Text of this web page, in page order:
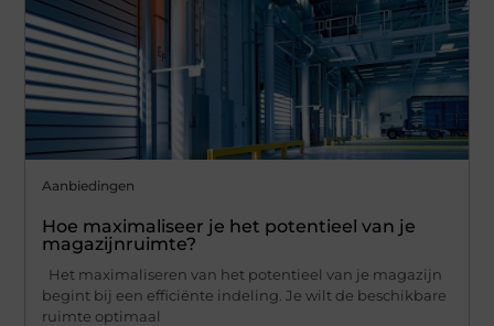
Aanbiedingen
Hoe maximaliseer je het potentieel van je
magazijnruimte?
Het maximaliseren van het potentieel van je magazijn
begint bij een efficiënte indeling. Je wilt de beschikbare
ruimte optimaal